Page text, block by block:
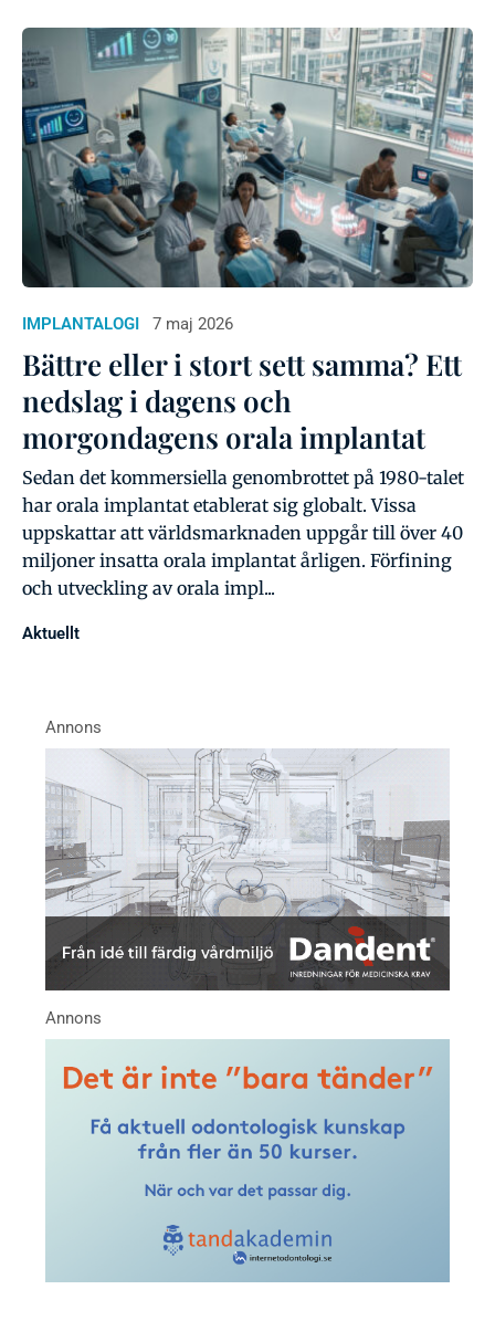
IMPLANTALOGI 7 maj 2026
Bättre eller i stort sett samma? Ett
nedslag i dagens och
morgondagens orala implantat
Sedan det kommersiella genombrottet på 1980-talet
har orala implantat etablerat sig globalt. Vissa
uppskattar att världsmarknaden uppgår till över 40
miljoner insatta orala implantat årligen. Förfining
och utveckling av orala impl...
Aktuellt